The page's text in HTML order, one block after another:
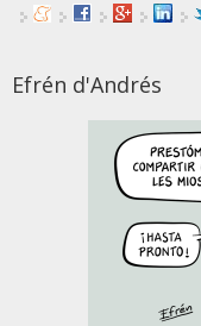
Efrén d'Andrés